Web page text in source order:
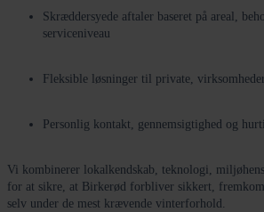
Skræddersyede aftaler baseret på areal,
serviceniveau
Fleksible løsninger til private,
Personlig kontakt, gennemsigtighed og
Vi kombinerer lokalkendskab, teknologi,
for at sikre, at Birkerød forbliver sikkert,
selv under de mest krævende vinterforhold.